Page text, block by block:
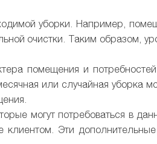
уборки. Например,
очистки. Таким образом,
помещения и
или случайная уборка
могут потребоваться в
Эти